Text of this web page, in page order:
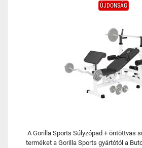
ÚJDONSÁG
A Gorilla Sports Súlyzópad + öntöttvas
terméket a Gorilla Sports gyártótól a